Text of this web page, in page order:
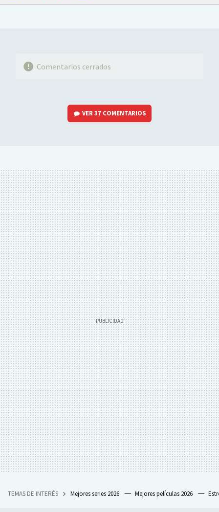
FACEBOOKTWITTERFLIPBOARD
E-
WHATSAPP
Comentarios cerrados
VER37 COMENTARIOS
TEMAS DE INTERÉS Mejores series 2026 Mejores películas 2026